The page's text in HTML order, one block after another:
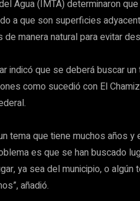
Agua (IMTA) determinaron
a que son superficies
de manera natural para evitar
indicó que se deberá buscar
como sucedió con El
tema que tiene muchos años
es que se han buscado
ya sea del municipio, o
añadió.